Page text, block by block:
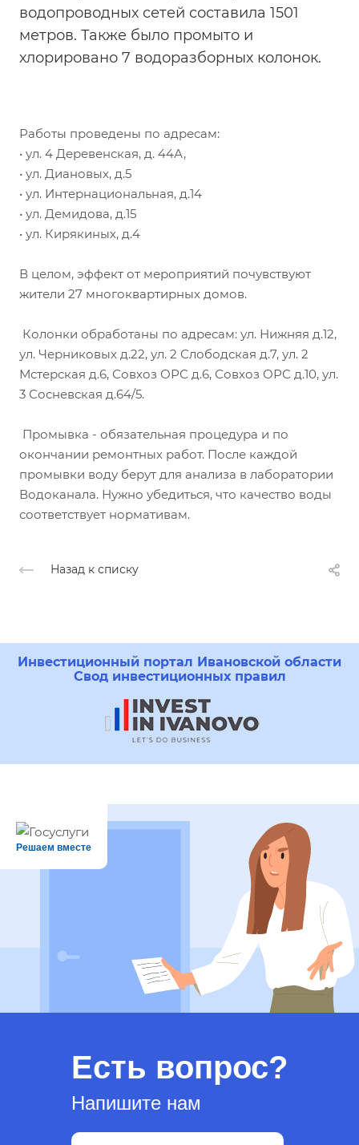
водопроводных сетей составила 1501
метров. Также было промыто и
хлорировано 7 водоразборных колонок.
Работы проведены по адресам:
• ул. 4 Деревенская, д. 44А,
• ул. Диановых, д.5
• ул. Интернациональная, д.14
• ул. Демидова, д.15
• ул. Кирякиных, д.4
В целом, эффект от мероприятий почувствуют
жители 27 многоквартирных домов.
Колонки обработаны по адресам: ул. Нижняя д.12,
ул. Черниковых д.22, ул. 2 Слободская д.7, ул. 2
Мстерская д.6, Совхоз ОРС д.6, Совхоз ОРС д.10, ул.
3 Сосневская д.64/5.
Промывка - обязательная процедура и по
окончании ремонтных работ. После каждой
промывки воду берут для анализа в лаборатории
Водоканала. Нужно убедиться, что качество воды
соответствует нормативам.
Назад к списку
Инвестиционный портал Ивановской области
Свод инвестиционных правил
Есть вопрос?
Напишите нам
Решаем вместе